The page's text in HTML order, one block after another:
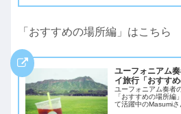
「おすすめの場所編」はこちら
ユーフォニアム
イ旅行「おすすめ
ユーフォニアム奏者
「おすすめの場所編
て活躍中のMasumiさ